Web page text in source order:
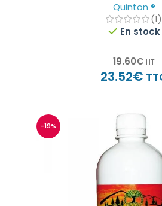
Quinton ®
(1)
En stock
19.60€ HT
23.52€
-19%